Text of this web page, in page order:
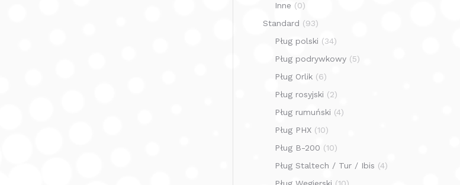
Inne (0)
Standard (93)
Pług polski (34)
Pług podrywkowy (5)
Pług Orlik (6)
Pług rosyjski (2)
Pług rumuński (4)
Pług PHX (10)
Pług B-200 (10)
Pług Staltech / Tur / Ibis (4)